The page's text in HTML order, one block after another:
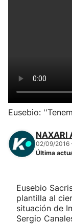
Herri-kirolak
Balonmano
Kirolak 360
Carreras de
Eusebio:
NAXARI
02/09/2016
Última
Eusebio
plantilla al
situación de
Sergio